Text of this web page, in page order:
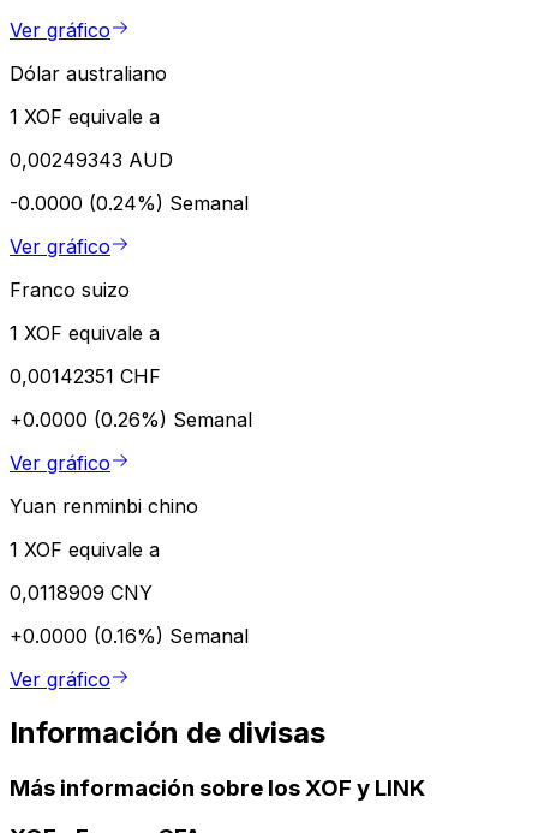
Ver gráfico
Dólar australiano
1 XOF equivale a
0,00249343 AUD
-0.0000 (0.24%) Semanal
Ver gráfico
Franco suizo
1 XOF equivale a
0,00142351 CHF
+0.0000 (0.26%) Semanal
Ver gráfico
Yuan renminbi chino
1 XOF equivale a
0,0118909 CNY
+0.0000 (0.16%) Semanal
Ver gráfico
Información de divisas
Más información sobre los XOF y LINK